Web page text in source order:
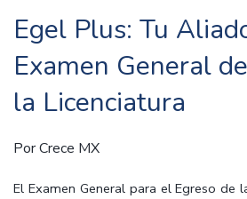
Egel Plus: Tu
Examen General
la Licenciatura
PorCrece MX
El Examen General para el Egreso de